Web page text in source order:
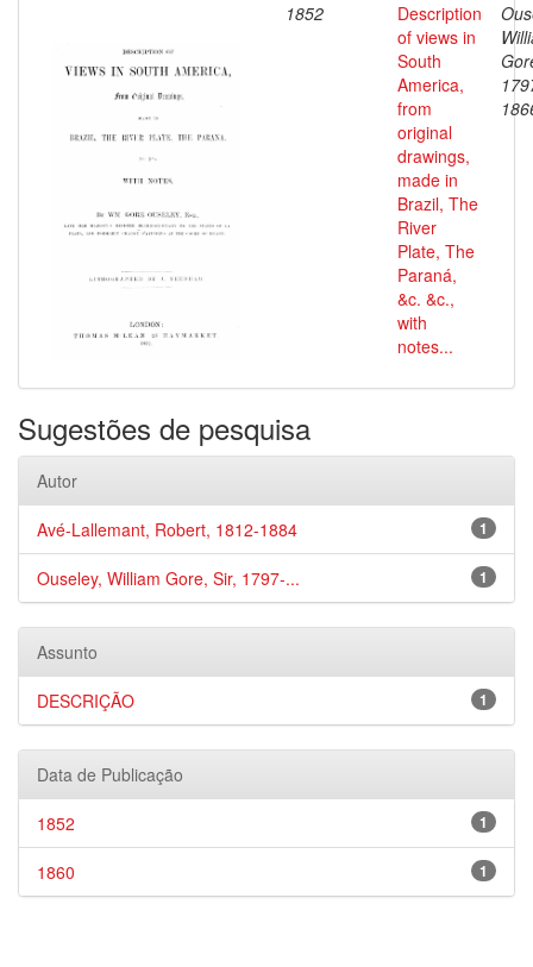
1852
Description
of views in
South
America,
from
original
drawings,
made in
Brazil, The
River
Plate, The
Paraná,
&c. &c.,
with
notes...
Sugestões de pesquisa
Autor
1
Avé-Lallemant, Robert, 1812-1884
1
Ouseley, William Gore, Sir, 1797-...
Assunto
1
DESCRIÇÃO
Data de Publicação
1
1852
1
1860